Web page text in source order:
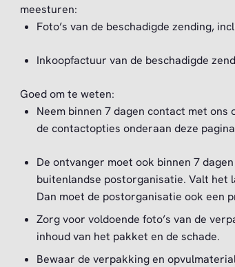
meesturen:
Foto’s van de beschadigde zending,
Inkoopfactuur van de beschadigde
Goed om te weten:
Neem binnen 7 dagen contact met ons
de contactopties onderaan deze
De ontvanger moet ook binnen 7
buitenlandse postorganisatie. Valt het
Dan moet de postorganisatie ook een
Zorg voor voldoende foto’s van de
inhoud van het pakket en de schade.
Bewaar de verpakking en